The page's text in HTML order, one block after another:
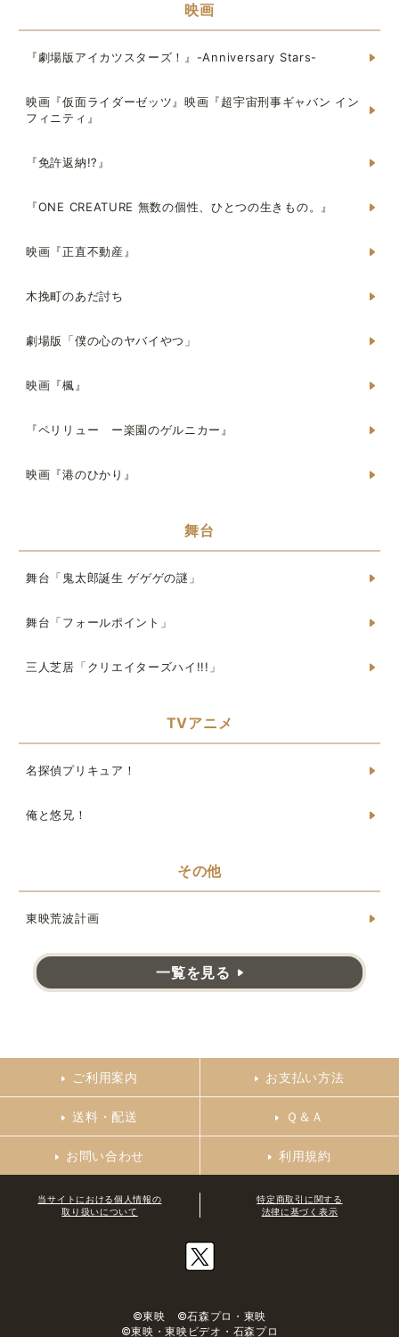
映画
『劇場版アイカツスターズ！』-Anniversary Stars-
映画『仮面ライダーゼッツ』映画『超宇宙刑事ギャバン イン
フィニティ』
『免許返納!?』
『ONE CREATURE 無数の個性、ひとつの生きもの。』
映画『正直不動産』
木挽町のあだ討ち
劇場版「僕の心のヤバイやつ」
映画『楓』
『ペリリュー ー楽園のゲルニカー』
映画『港のひかり』
舞台
舞台「鬼太郎誕生 ゲゲゲの謎」
舞台「フォールポイント」
三人芝居「クリエイターズハイ!!!」
TVアニメ
名探偵プリキュア！
俺と悠兄！
その他
東映荒波計画
一覧を見る
ご利用案内 お支払い方法
送料・配送 Ｑ＆Ａ
お問い合わせ 利用規約
当サイトにおける個人情報の
取り扱いについて
特定商取引に関する
法律に基づく表示
©東映 ©石森プロ・東映
©東映・東映ビデオ・石森プロ